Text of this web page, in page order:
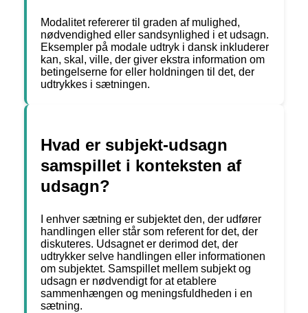
Modalitet refererer til graden af ​​mulighed,
nødvendighed eller sandsynlighed i et udsagn.
Eksempler på modale udtryk i dansk inkluderer
kan, skal, ville, der giver ekstra information om
betingelserne for eller holdningen til det, der
udtrykkes i sætningen.
Hvad er subjekt-udsagn
samspillet i konteksten af ​​
udsagn?
I enhver sætning er subjektet den, der udfører
handlingen eller står som referent for det, der
diskuteres. Udsagnet er derimod det, der
udtrykker selve handlingen eller informationen
om subjektet. Samspillet mellem subjekt og
udsagn er nødvendigt for at etablere
sammenhængen og meningsfuldheden i en
sætning.